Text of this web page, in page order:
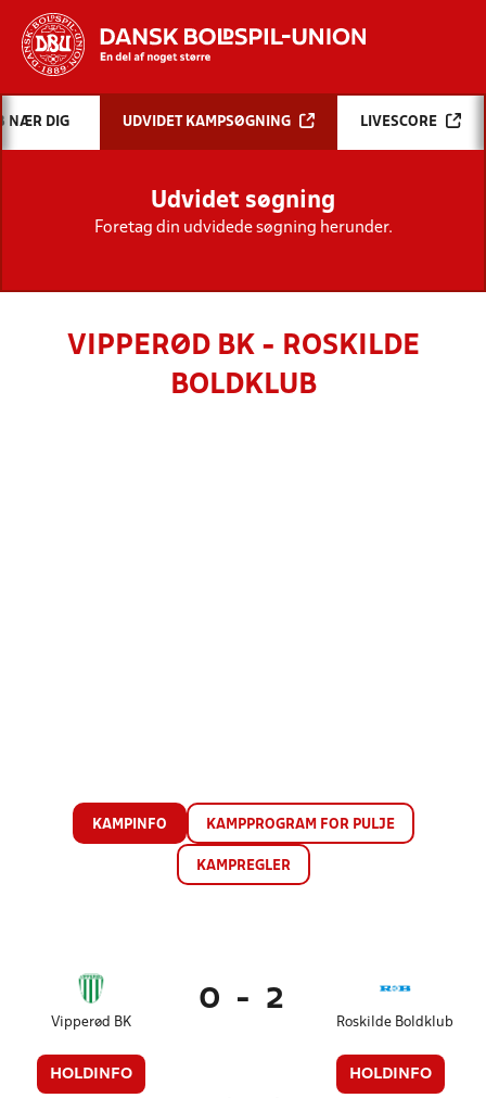
Hvad vil du søge efter?
INDHOLD OG NYHEDER
STILLINGER, RESULTATER, KLUBBER OG
HOLD
NÆR DIG UDVIDET KAMPSØGNING LIVESCORE
Udvidet søgning
Foretag din udvidede søgning herunder.
VIPPERØD BK - ROSKILDE
BOLDKLUB
KAMPINFO KAMPPROGRAM FOR PULJE
KAMPREGLER
Vipperød BK
HOLDINFO
0 - 2
Roskilde Boldklub
HOLDINFO